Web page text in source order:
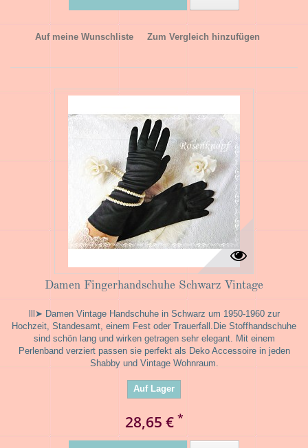
Auf meine Wunschliste Zum Vergleich hinzufügen
Damen Fingerhandschuhe Schwarz Vintage
lll➤ Damen Vintage Handschuhe in Schwarz um 1950-1960 zur
Hochzeit, Standesamt, einem Fest oder Trauerfall.Die Stoffhandschuhe
sind schön lang und wirken getragen sehr elegant. Mit einem
Perlenband verziert passen sie perfekt als Deko Accessoire in jeden
Shabby und Vintage Wohnraum.
Auf Lager
28,65 € *